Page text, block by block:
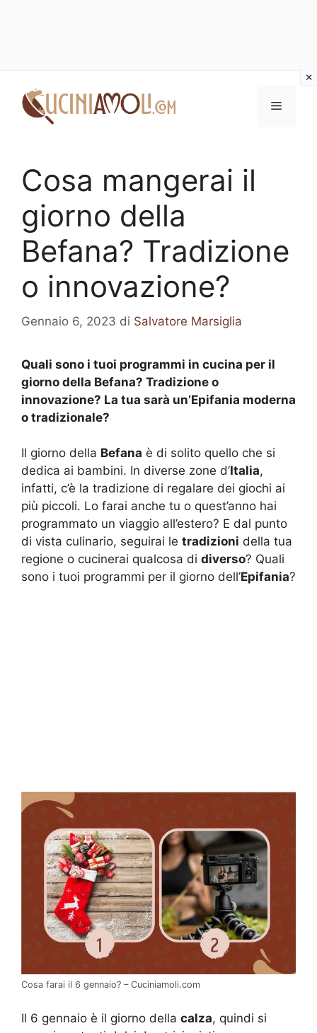
contenuto
Menu
Cosa mangerai il
giorno della
Befana? Tradizione
o innovazione?
Gennaio 6, 2023 di Salvatore Marsiglia
Quali sono i tuoi programmi in cucina per il
giorno della Befana? Tradizione o
innovazione? La tua sarà un’Epifania moderna
o tradizionale?
Il giorno della Befana è di solito quello che si
dedica ai bambini. In diverse zone d’Italia,
infatti, c’è la tradizione di regalare dei giochi ai
più piccoli. Lo farai anche tu o quest’anno hai
programmato un viaggio all’estero? E dal punto
di vista culinario, seguirai le tradizioni della tua
regione o cucinerai qualcosa di diverso? Quali
sono i tuoi programmi per il giorno dell’Epifania?
Cosa farai il 6 gennaio? – Cuciniamoli.com
Il 6 gennaio è il giorno della calza, quindi si